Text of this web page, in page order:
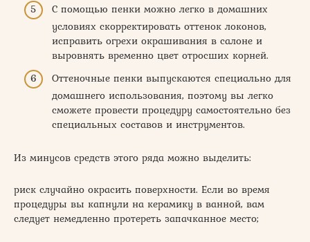
С помощью пенки можно легко в домашних
условиях скорректировать оттенок локонов,
исправить огрехи окрашивания в салоне и
выровнять временно цвет отросших корней.
Оттеночные пенки выпускаются специально для
домашнего использования, поэтому вы легко
сможете провести процедуру самостоятельно без
специальных составов и инструментов.
Из минусов средств этого ряда можно выделить:
риск случайно окрасить поверхности. Если во время
процедуры вы капнули на керамику в ванной, вам
следует немедленно протереть запачканное место;